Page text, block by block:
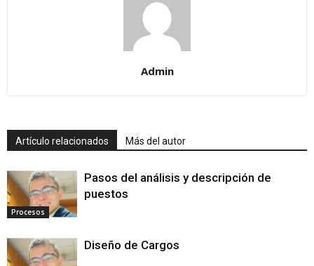
Admin
Artículo relacionados Más del autor
Procesos
Pasos del análisis y descripción de
puestos
Diseño de Cargos